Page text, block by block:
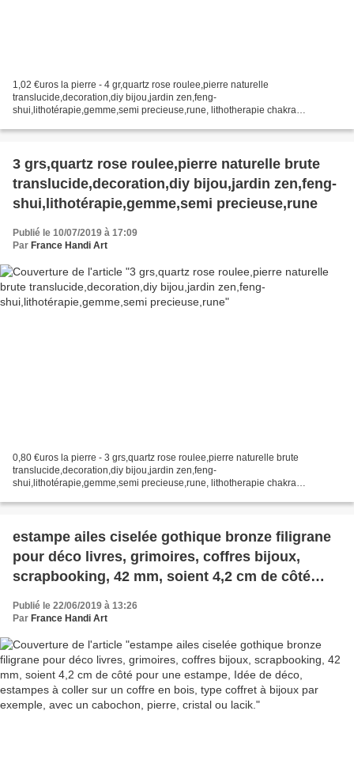
1,02 €uros la pierre - 4 gr,quartz rose roulee,pierre naturelle
translucide,decoration,diy bijou,jardin zen,feng-
shui,lithotérapie,gemme,semi precieuse,rune, lithotherapie chakra
capricorne,boho...
3 grs,quartz rose roulee,pierre naturelle brute
translucide,decoration,diy bijou,jardin zen,feng-
shui,lithotérapie,gemme,semi precieuse,rune
Publié le 10/07/2019 à 17:09
Par France Handi Art
0,80 €uros la pierre - 3 grs,quartz rose roulee,pierre naturelle brute
translucide,decoration,diy bijou,jardin zen,feng-
shui,lithotérapie,gemme,semi precieuse,rune, lithotherapie chakra
estampe ailes ciselée gothique bronze filigrane
pour déco livres, grimoires, coffres bijoux,
scrapbooking, 42 mm, soient 4,2 cm de côté
coller sur un coffre en bois, type coffret à bijoux
ou lacik.
Publié le 22/06/2019 à 13:26
Par France Handi Art